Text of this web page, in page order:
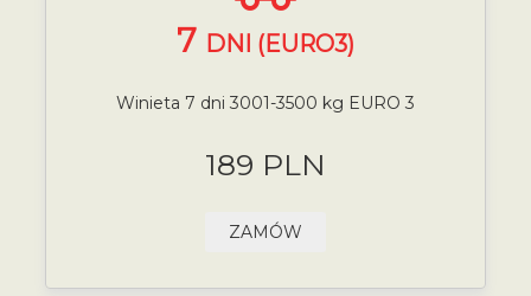
7 DNI (EURO3)
Winieta 7 dni 3001-3500 kg EURO 3
189 PLN
ZAMÓW